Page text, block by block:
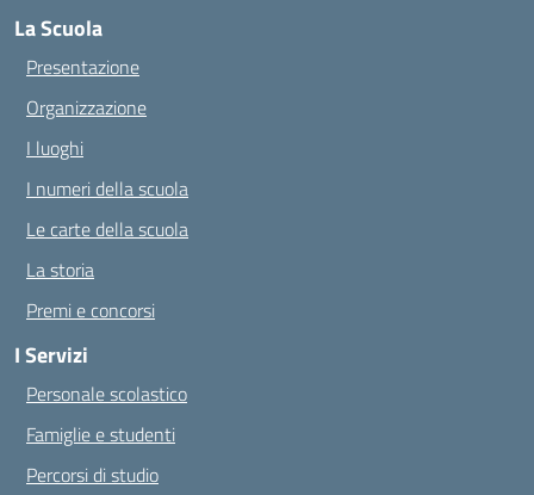
La Scuola
Presentazione
Organizzazione
I luoghi
I numeri della scuola
Le carte della scuola
La storia
Premi e concorsi
I Servizi
Personale scolastico
Famiglie e studenti
Percorsi di studio